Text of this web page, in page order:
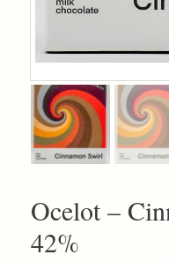
Ocelot –
42%